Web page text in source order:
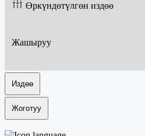
Өркүндөтүлгөн издөө
Жашыруу
Издөө
Жоготуу